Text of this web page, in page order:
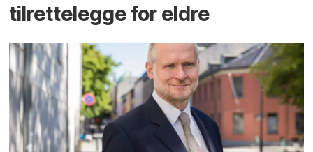
tilrettelegge for eldre